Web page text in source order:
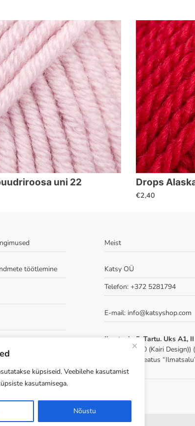
küpsiseid. Veebilehe kasutamist
kasutamisega.
Nõustu
uni 22 Drops
€2,40
töötlemine
Meist
Katsy OÜ
Telefon: +372 5281794
E-mail: info@katsyshop.com
Ilmatsalu 5, Tartu. Uks A1,
tuba 209-210 (Kairi Design))
2, 10 ja 22, peatus
ees)